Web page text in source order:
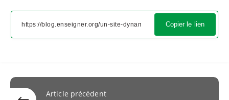
Copier le lien
Article précédent